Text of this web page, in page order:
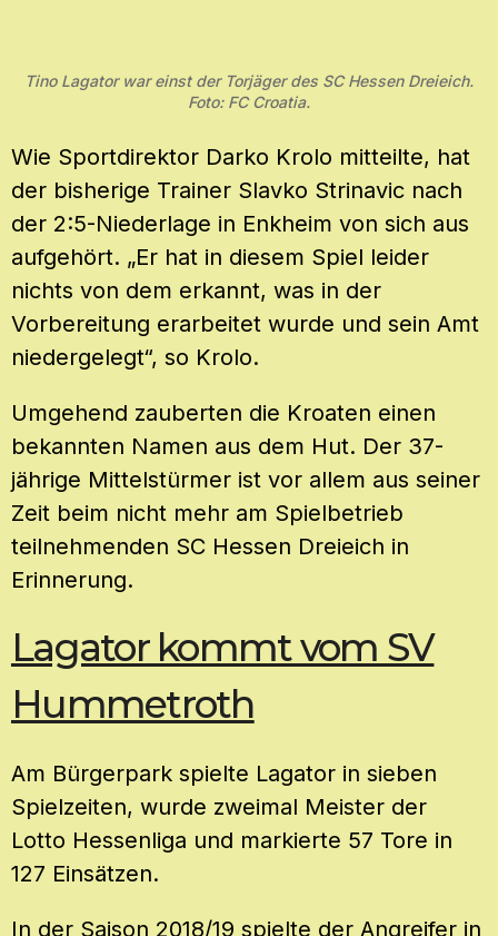
Tino Lagator war einst der Torjäger des SC Hessen Dreieich.
Foto: FC Croatia.
Wie Sportdirektor Darko Krolo mitteilte, hat
der bisherige Trainer Slavko Strinavic nach
der 2:5-Niederlage in Enkheim von sich aus
aufgehört. „Er hat in diesem Spiel leider
nichts von dem erkannt, was in der
Vorbereitung erarbeitet wurde und sein Amt
niedergelegt“, so Krolo.
Umgehend zauberten die Kroaten einen
bekannten Namen aus dem Hut. Der 37-
jährige Mittelstürmer ist vor allem aus seiner
Zeit beim nicht mehr am Spielbetrieb
teilnehmenden SC Hessen Dreieich in
Erinnerung.
Lagator kommt vom SV
Hummetroth
Am Bürgerpark spielte Lagator in sieben
Spielzeiten, wurde zweimal Meister der
Lotto Hessenliga und markierte 57 Tore in
127 Einsätzen.
In der Saison 2018/19 spielte der Angreifer in